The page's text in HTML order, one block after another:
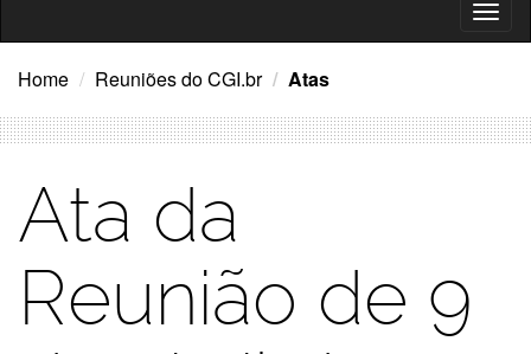
Home Reuniões do CGI.br Atas
Ata da
Reunião de 9